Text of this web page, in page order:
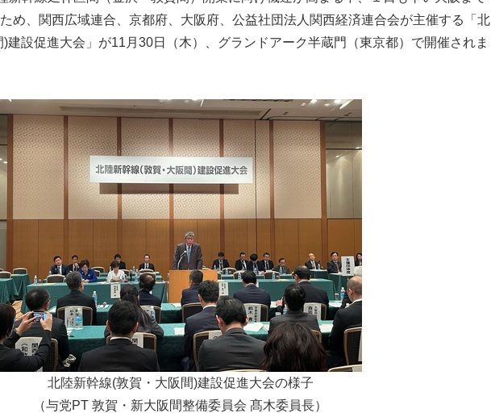
め、関西広域連合、京都府、大阪府、公益社団法人関西経済連合会が主催する「北
建設促進大会」が11月30日（木）、グランドアーク半蔵門（東京都）で開催されま
北陸新幹線(敦賀・大阪間)建設促進大会の様子
（与党PT 敦賀・新大阪間整備委員会 髙木委員長）